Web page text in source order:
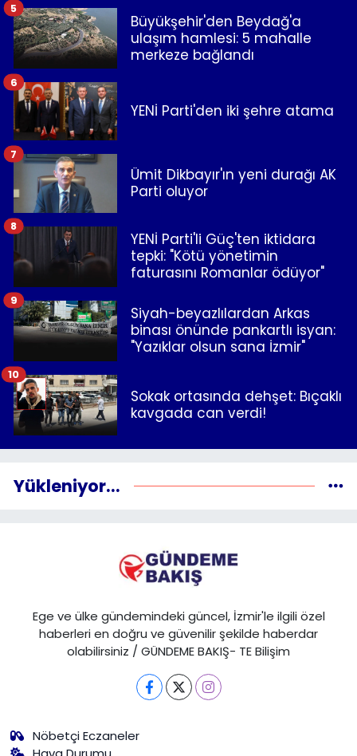
Büyükşehir'den Beydağ'a
ulaşım hamlesi: 5 mahalle
merkeze bağlandı
5
YENİ Parti'den iki şehre atama
6
Ümit Dikbayır'ın yeni durağı AK
Parti oluyor
7
YENİ Parti'li Güç'ten iktidara
tepki: "Kötü yönetimin
faturasını Romanlar ödüyor"
8
Siyah-beyazlılardan Arkas
binası önünde pankartlı isyan:
"Yazıklar olsun sana İzmir"
9
Sokak ortasında dehşet: Bıçaklı
kavgada can verdi!
10
Yükleniyor...
Ege ve ülke gündemindeki güncel, İzmir'le ilgili özel
haberleri en doğru ve güvenilir şekilde haberdar
olabilirsiniz / GÜNDEME BAKIŞ- TE Bilişim
Nöbetçi Eczaneler